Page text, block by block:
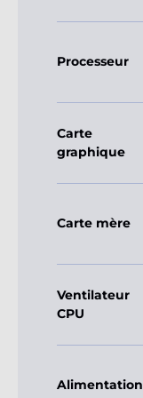
Processeur
Carte
graphique
Carte mère
Ventilateur
CPU
Alimentation